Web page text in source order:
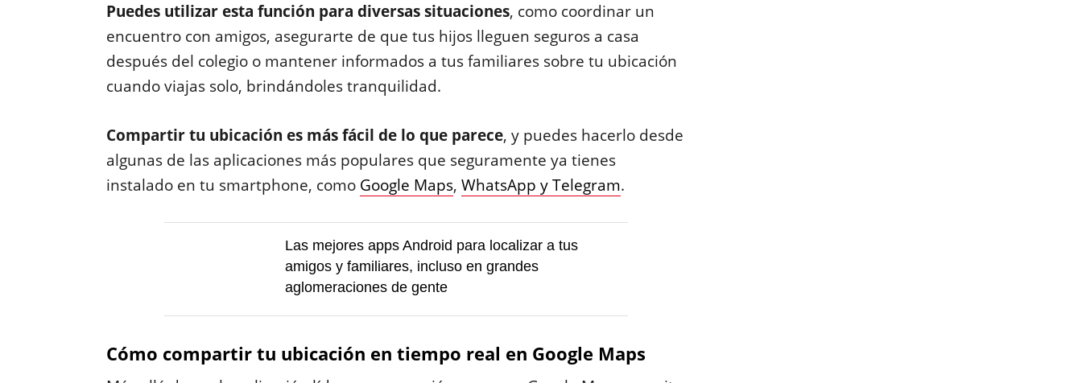
Puedes utilizar esta función para diversas situaciones, como coordinar un
encuentro con amigos, asegurarte de que tus hijos lleguen seguros a casa
después del colegio o mantener informados a tus familiares sobre tu ubicación
cuando viajas solo, brindándoles tranquilidad.
Compartir tu ubicación es más fácil de lo que parece, y puedes hacerlo desde
algunas de las aplicaciones más populares que seguramente ya tienes
instalado en tu smartphone, como Google Maps, WhatsApp y Telegram.
Las mejores apps Android para localizar a tus
amigos y familiares, incluso en grandes
aglomeraciones de gente
Cómo compartir tu ubicación en tiempo real en Google Maps